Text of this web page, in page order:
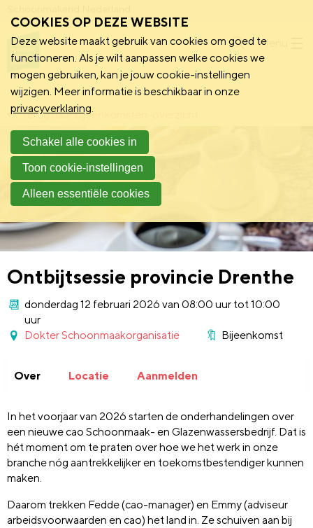
Menu
Terug naar bijeenkomsten-overzicht
Ontbijtsessie provincie Drenthe
donderdag 12 februari 2026 van 08:00 uur tot 10:00
uur
Dokter Schoonmaakorganisatie
Bijeenkomst
Over Locatie Aanmelden
In het voorjaar van 2026 starten de onderhandelingen over
een nieuwe cao Schoonmaak- en Glazenwassersbedrijf. Dat is
hét moment om te praten over hoe we het werk in onze
branche nóg aantrekkelijker en toekomstbestendiger kunnen
maken.
Daarom trekken Fedde (cao-manager) en Emmy (adviseur
arbeidsvoorwaarden en cao) het land in. Ze schuiven aan bij
COOKIES OP DEZE WEBSITE
Deze website maakt gebruik van cookies om goed te
functioneren. Als je wilt aanpassen welke cookies we
mogen gebruiken, kan je jouw cookie-instellingen
wijzigen. Meer informatie is beschikbaar in onze
privacyverklaring.
Schakel alle cookies in
Toon cookie-instellingen
Alleen essentiële cookies